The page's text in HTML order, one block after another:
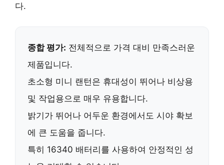
다.
종합 평가: 전체적으로 가격 대비 만족스러운
제품입니다.
초소형 미니 랜턴은 휴대성이 뛰어나 비상용
및 작업용으로 매우 유용합니다.
밝기가 뛰어나 어두운 환경에서도 시야 확보
에 큰 도움을 줍니다.
특히 16340 배터리를 사용하여 안정적인 성